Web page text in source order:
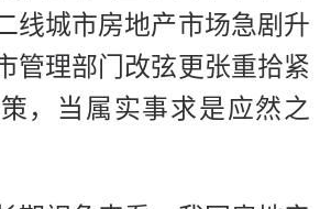
线城市房地产市场急剧升
管理部门改弦更张重拾紧
，当属实事求是应然之